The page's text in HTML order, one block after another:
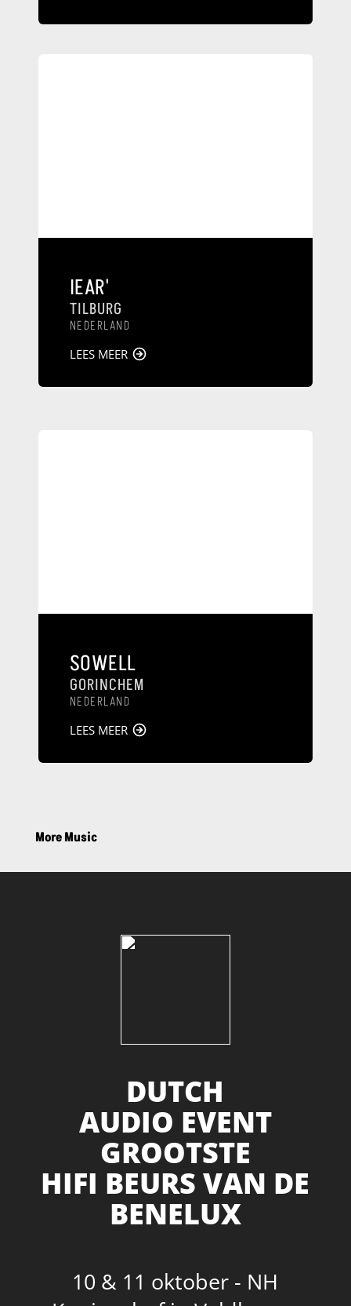
IEAR'
TILBURG
NEDERLAND
LEES MEER
SOWELL
GORINCHEM
NEDERLAND
LEES MEER
More Music
DUTCH
AUDIO EVENT
GROOTSTE
HIFI BEURS VAN DE
BENELUX
10 & 11 oktober - NH